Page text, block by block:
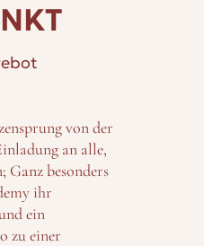
von der
an alle,
besonders
ihr
ein
zu einer